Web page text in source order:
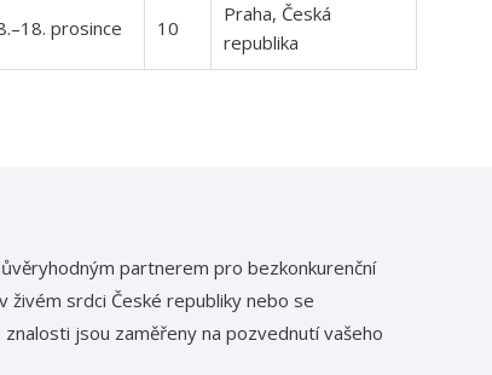
prosince 10
Praha, Česká
republika
partnerem pro bezkonkurenční
živém srdci České republiky nebo se
jsou zaměřeny na pozvednutí vašeho